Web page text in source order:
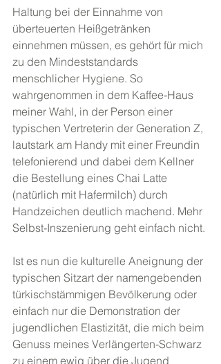
Haltung bei der Einnahme von
überteuerten Heißgetränken
einnehmen müssen, es gehört für mich
zu den Mindeststandards
menschlicher Hygiene. So
wahrgenommen in dem Kaffee-Haus
meiner Wahl, in der Person einer
typischen Vertreterin der Generation Z,
lautstark am Handy mit einer Freundin
telefonierend und dabei dem Kellner
die Bestellung eines Chai Latte
(natürlich mit Hafermilch) durch
Handzeichen deutlich machend. Mehr
Selbst-Inszenierung geht einfach nicht.
Ist es nun die kulturelle Aneignung der
typischen Sitzart der namengebenden
türkischstämmigen Bevölkerung oder
einfach nur die Demonstration der
jugendlichen Elastizität, die mich beim
Genuss meines Verlängerten-Schwarz
zu einem ewig über die Jugend